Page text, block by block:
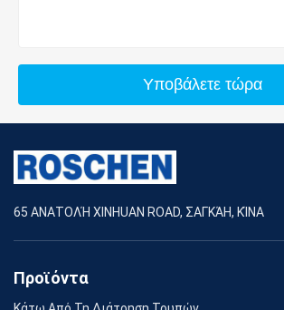
Υποβάλετε τώρα
65 ΑΝΑΤΟΛΉ XINHUAN ROAD, ΣΑΓΚΆΗ, ΚΊΝΑ
Προϊόντα